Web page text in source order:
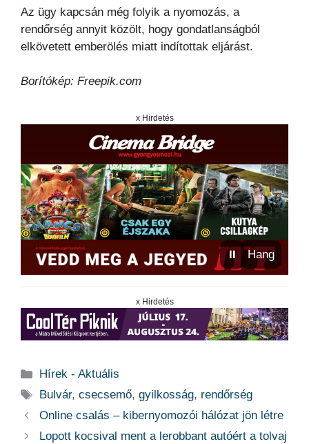
Az ügy kapcsán még folyik a nyomozás, a
rendőrség annyit közölt, hogy gondatlanságból
elkövetett emberölés miatt indítottak eljárást.
Borítókép: Freepik.com
x Hirdetés
⏸ Hang
x Hirdetés
Kategória
Hírek - Aktuális
Címkék
Bulvár,csecsemő,gyilkosság, rendőrség
Online csalás – kibernyomozói hálózat jön létre
Lopott kocsival ment a lerobbant autóért a tolvaj